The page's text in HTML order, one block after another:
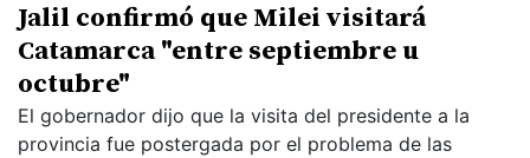
Jalil confirmó que Milei visitará
Catamarca "entre septiembre u
octubre"
El gobernador dijo que la visita del presidente a la
provincia fue postergada por el problema de las